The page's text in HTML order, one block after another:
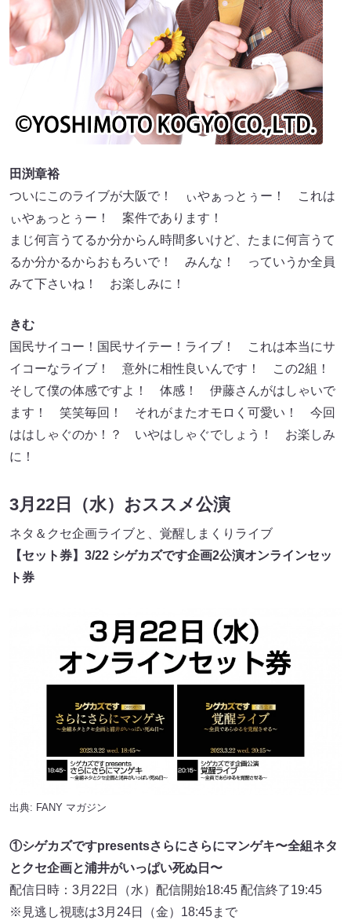
田渕章裕
ついにこのライブが⼤阪で！ ぃやぁっとぅー！ これは
ぃやぁっとぅー！ 案件であります！
まじ何⾔うてるか分からん時間多いけど、たまに何⾔うて
るか分かるからおもろいで！ みんな！ っていうか全員
みて下さいね！ お楽しみに！
きむ
国⺠サイコー！国⺠サイテー！ライブ！ これは本当にサ
イコーなライブ！ 意外に相性良いんです！ この2組！
そして僕の体感ですよ！ 体感！ 伊藤さんがはしゃいで
ます！ 笑笑毎回！ それがまたオモロく可愛い！ 今回
ははしゃぐのか！？ いやはしゃぐでしょう！ お楽しみ
に！
3月22日（水）おススメ公演
ネタ＆クセ企画ライブと、覚醒しまくりライブ
【セット券】3/22 シゲカズです企画2公演オンラインセッ
ト券
出典: FANY マガジン
①シゲカズですpresentsさらにさらにマンゲキ〜全組ネタ
とクセ企画と浦井がいっぱい死ぬ⽇〜
配信⽇時：3月22日（⽔）配信開始18:45 配信終了19:45
※⾒逃し視聴は3月24日（⾦）18:45まで